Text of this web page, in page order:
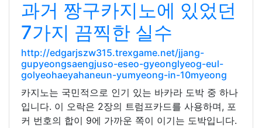
과거 짱구카지노에 있었던
7가지 끔찍한 실수
http://edgarjszw315.trexgame.net/jjang-
gupyeongsaengjuso-eseo-gyeonglyeog-eul-
golyeohaeyahaneun-yumyeong-in-10myeong
카지노는 국민적으로 인기 있는 바카라 도박 중 하나
입니다. 이 오락은 2장의 트럼프카드를 사용하며, 포
커 번호의 합이 9에 가까운 쪽이 이기는 도박입니다.